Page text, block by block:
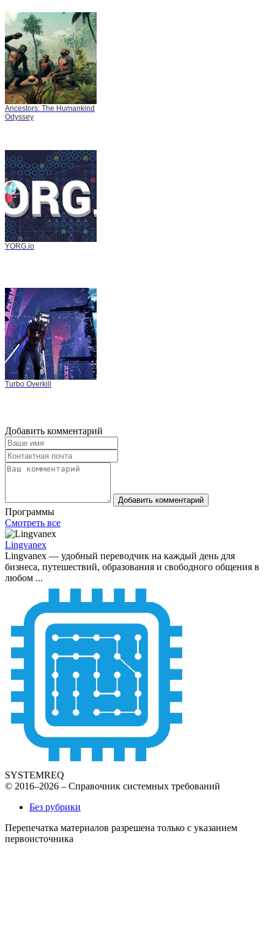
Ancestors: The Humankind
Odyssey
YORG.io
Turbo Overkill
Добавить комментарий
Добавить комментарий
Программы
Смотреть все
Lingvanex
Lingvanex — удобный переводчик на каждый день для
бизнеса, путешествий, образования и свободного общения в
любом ...
SYSTEMREQ
© 2016–2026 – Справочник системных требований
Без рубрики
Перепечатка материалов разрешена только с указанием
первоисточника